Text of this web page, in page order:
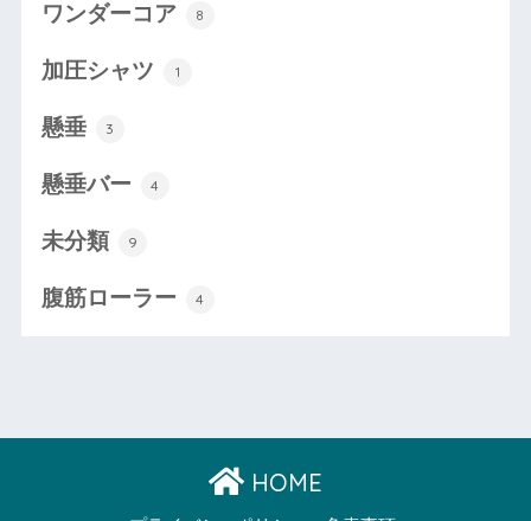
ワンダーコア 8
加圧シャツ 1
懸垂 3
懸垂バー 4
未分類 9
腹筋ローラー 4
HOME